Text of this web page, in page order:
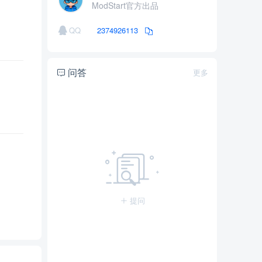
ModStart官方出品
QQ 2374926113
更多
问答
提问